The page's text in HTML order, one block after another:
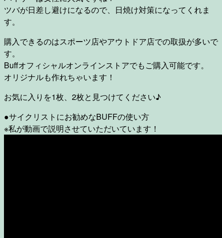
ツバが日差し避けになるので、日焼け対策になってくれま
す。
購入できるのはスポーツ店やアウトドア店での取扱が多いで
す。
Buffオフィシャルオンラインストアでもご購入可能です。
オリジナルも作れちゃいます！
お気に入りを1枚、2枚と見つけてください♪
●サイクリストにお勧めなBUFFの使い方
※私が動画で説明させていただいています！